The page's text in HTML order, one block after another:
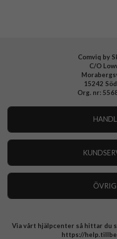
Comviq by
C/O
15242
Org. nr:
Integritetspolicy
Via vårt hjälpcenter så hittar du
https://